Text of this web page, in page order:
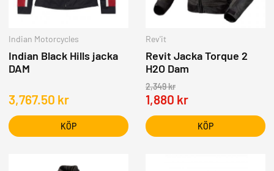
Indian Motorcycles
Indian Black Hills jacka
DAM
3,767.50 kr
KÖP
Rev'it
Revit Jacka Torque 2
H2O Dam
2,349kr
1,880 kr
KÖP